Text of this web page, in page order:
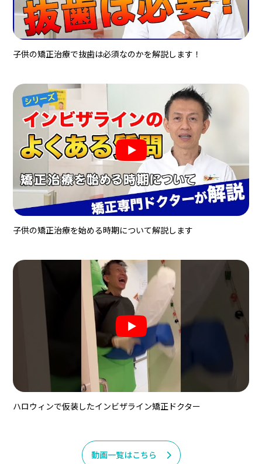
子供の矯正治療で抜歯は必須なのかを解説します！
子供の矯正治療を始める時期について解説します
ハロウィンで仮装したインビザライン矯正ドクター
動画一覧はこちら